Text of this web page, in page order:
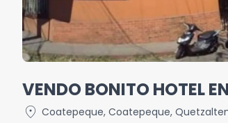
VENDO BONITO HOTEL
location_on Coatepeque, Coatepeque,